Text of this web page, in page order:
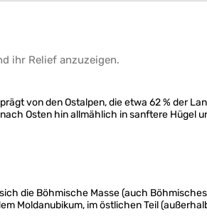
ihr Relief anzuzeigen.
von den Ostalpen, die etwa 62 % der
Osten hin allmählich in sanftere Hügel
die Böhmische Masse (auch
Moldanubikum, im östlichen Teil